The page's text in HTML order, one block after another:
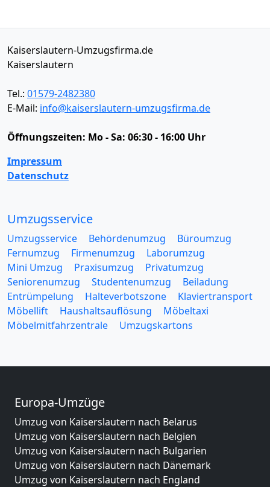
Kaiserslautern-Umzugsfirma.de
Kaiserslautern
Tel.: 01579-2482380
E-Mail: info@kaiserslautern-umzugsfirma.de
Öffnungszeiten: Mo - Sa: 06:30 - 16:00 Uhr
Impressum
Datenschutz
Umzugsservice
Umzugsservice Behördenumzug
Büroumzug
Fernumzug
Firmenumzug
Laborumzug
Mini Umzug
Praxisumzug
Privatumzug
Seniorenumzug
Studentenumzug
Beiladung
Entrümpelung
Halteverbotszone
Klaviertransport
Möbellift
Haushaltsauflösung
Möbeltaxi
Möbelmitfahrzentrale
Umzugskartons
Europa-Umzüge
Umzug von Kaiserslautern nach Belarus
Umzug von Kaiserslautern nach Belgien
Umzug von Kaiserslautern nach Bulgarien
Umzug von Kaiserslautern nach Dänemark
Umzug von Kaiserslautern nach England